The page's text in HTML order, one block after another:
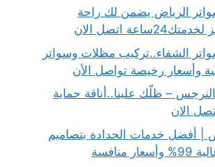
الرياض يضمن لك راحة
الشفاء..تركيب مظلات وسواتر
وأسعار رخيصة تواصل الأن
– ظلّك علينا..أناقة حماية
| أفضل خدمات الحدادة بتصاميم